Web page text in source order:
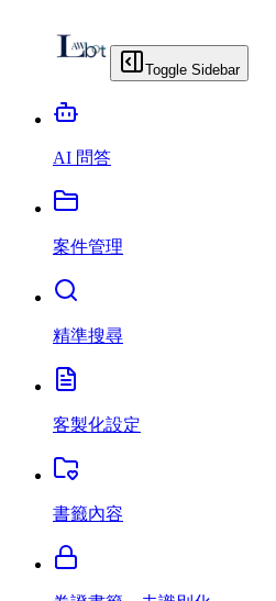
Toggle Sidebar
AI 問答
案件管理
精準搜尋
客製化設定
書籤內容